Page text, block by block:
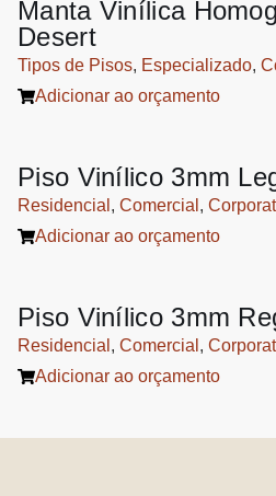
Manta Vinílica
Desert
Tipos de Pisos, Especializado,
Adicionar ao orçamento
Piso Vinílico 3mm
Residencial , Comercial ,
Adicionar ao orçamento
Piso Vinílico 3mm
Residencial , Comercial ,
Adicionar ao orçamento